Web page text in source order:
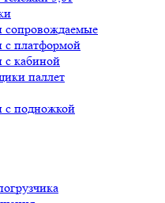
сопровождаемые
с платформой
с кабиной
паллет
с подножкой